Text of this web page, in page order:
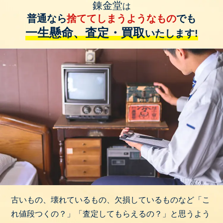
錬金堂は
普通なら捨ててしまうようなものでも
一生懸命、査定・買取いたします!
古いもの、壊れているもの、欠損しているものなど「こ
れ値段つくの？」「査定してもらえるの？」と思うよう